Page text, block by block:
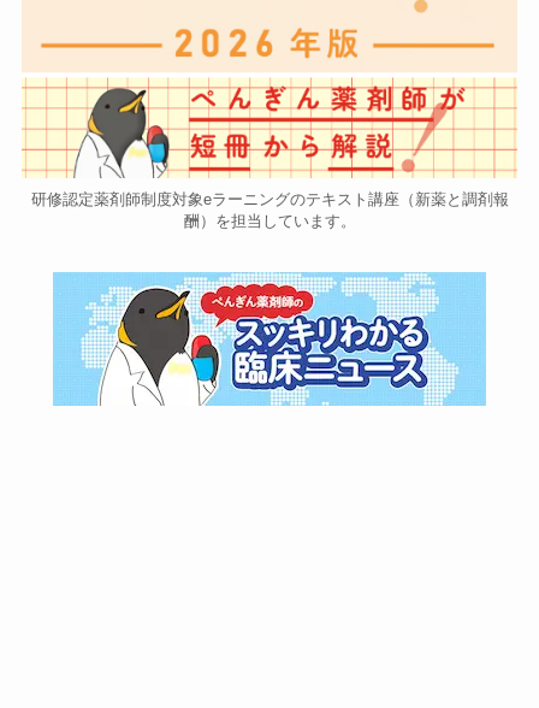
研修認定薬剤師制度対象eラーニングのテキスト講座（新薬と調剤報
酬）を担当しています。